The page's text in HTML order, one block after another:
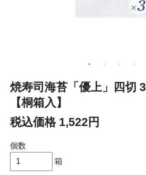
焼寿司海苔「優上」四切
【桐箱入】
税込価格 1,522円
個数
箱